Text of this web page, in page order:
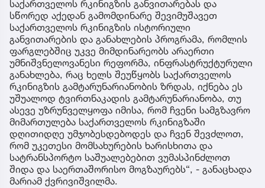
საქართველოს რკინიგზის განვითარებას და
სწორედ აქედან გამომდინარე შევიმუშავეთ
საქართველოს რკინიგზის ისტორიული
განვითარების და განახლების პროგრამა, რომლის
ფარგლებშიც უკვე მიმდინარეობს არაერთი
უმნიშვნელოვანესი რეფორმა, ინფრასტრუქტურული
განახლება, რაც ხელს შეუწყობს საქართველოს
რკინიგზის გამტარუნარიანობის ზრდას, იქნება ეს
უშუალოდ ტვირთნაკადის გამტარუნარიანობა, თუ
ასევე უზრუნველყოფა იმისა, რომ ჩვენი სამგზავრო
მიმართულება საქართველოს რკინიგზაში
დღითიდღე უმჯობესდებოდეს და ჩვენ შევძლოთ,
რომ უკეთესი მომსახურების ხარისხითა და
სატრანსპორტო საშუალებებით ვუმასპინძლოთ
შიდა და საერთაშორისო მოგზაურებს“, - განაცხადა
მარიამ ქვრივიშვილმა.